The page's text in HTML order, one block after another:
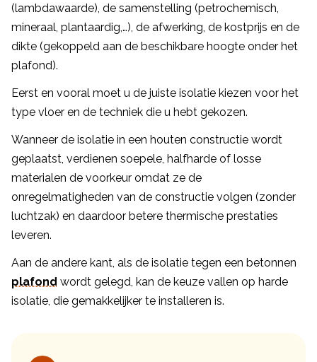
(lambdawaarde), de samenstelling (petrochemisch,
mineraal, plantaardig,…), de afwerking, de kostprijs en de
dikte (gekoppeld aan de beschikbare hoogte onder het
plafond).
Eerst en vooral moet u de juiste isolatie kiezen voor het
type vloer en de techniek die u hebt gekozen.
Wanneer de isolatie in een houten constructie wordt
geplaatst, verdienen soepele, halfharde of losse
materialen de voorkeur omdat ze de
onregelmatigheden van de constructie volgen (zonder
luchtzak) en daardoor betere thermische prestaties
leveren.
Aan de andere kant, als de isolatie tegen een betonnen
plafond wordt gelegd, kan de keuze vallen op harde
isolatie, die gemakkelijker te installeren is.